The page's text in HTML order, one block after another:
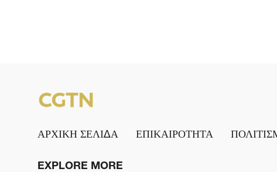
ΑΡΧΙΚΗ ΣΕΛΙΔΑ ΕΠΙΚΑΙΡΟΤΗΤΑ
EXPLORE MORE